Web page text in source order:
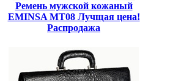
Ремень мужской кожаный
EMINSA MT08 Лучщая цена!
Распродажа